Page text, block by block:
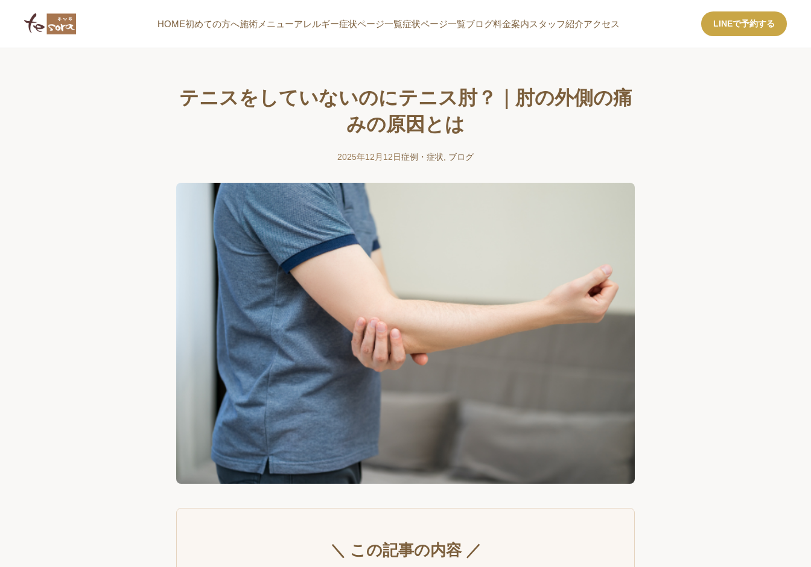
HOME初めての方へ施術メニューアレルギー症状ページ一覧症状ページ一覧ブログ料金案内スタッフ紹介アクセス LINEで予約する
テニスをしていないのにテニス肘？｜肘の外側の痛
みの原因とは
2025年12月12日症例・症状 ブログ
＼ この記事の内容 ／